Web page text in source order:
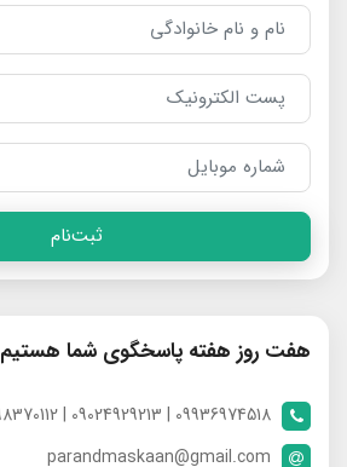
ثبت‌نام
هفت روز هفته پاسخگوی شما هستیم
09936974518 | 09024929213 | 09398370112
parandmaskaan@gmail.com